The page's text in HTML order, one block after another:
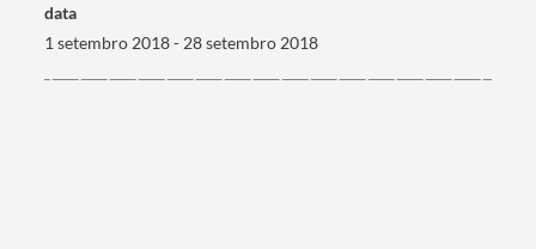
data
1 setembro 2018 - 28 setembro 2018